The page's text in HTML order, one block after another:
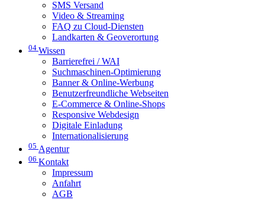
SMS Versand
Video & Streaming
FAQ zu Cloud-Diensten
Landkarten & Geoverortung
04 Wissen
Barrierefrei / WAI
Suchmaschinen-Optimierung
Banner & Online-Werbung
Benutzerfreundliche Webseiten
E-Commerce & Online-Shops
Responsive Webdesign
Digitale Einladung
Internationalisierung
05 Agentur
06 Kontakt
Impressum
Anfahrt
AGB